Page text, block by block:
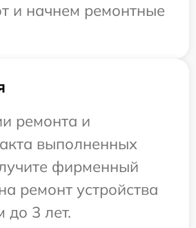
и начнем ремонтные
ремонта и
выполненных
фирменный
ремонт устройства
до 3 лет.